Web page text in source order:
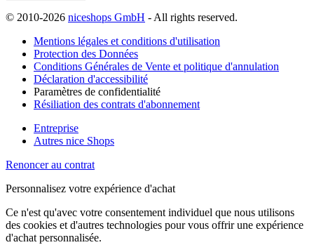
© 2010-2026 niceshops GmbH - All rights reserved.
Mentions légales et conditions d'utilisation
Protection des Données
Conditions Générales de Vente et politique d'annulation
Déclaration d'accessibilité
Paramètres de confidentialité
Résiliation des contrats d'abonnement
Entreprise
Autres nice Shops
Renoncer au contrat
Personnalisez votre expérience d'achat
Ce n'est qu'avec votre consentement individuel que nous utilisons
des cookies et d'autres technologies pour vous offrir une expérience
d'achat personnalisée.